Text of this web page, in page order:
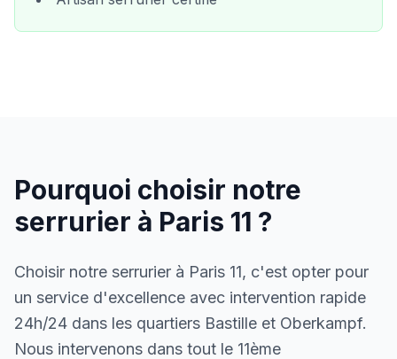
Pourquoi choisir notre
serrurier à Paris 11 ?
Choisir notre serrurier à Paris 11, c'est opter pour
un service d'excellence avec intervention rapide
24h/24 dans les quartiers Bastille et Oberkampf.
Nous intervenons dans tout le 11ème